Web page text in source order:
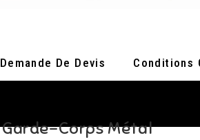
Demande De Devis Conditions
Garde-Corps Métal